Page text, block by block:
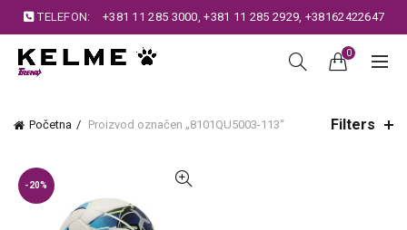
TELEFON: +381 11 285 3000,+381 11 285 2929, +38162422647
0
Početna Proizvod označen „8101QU5003-113“ Filters
-20%